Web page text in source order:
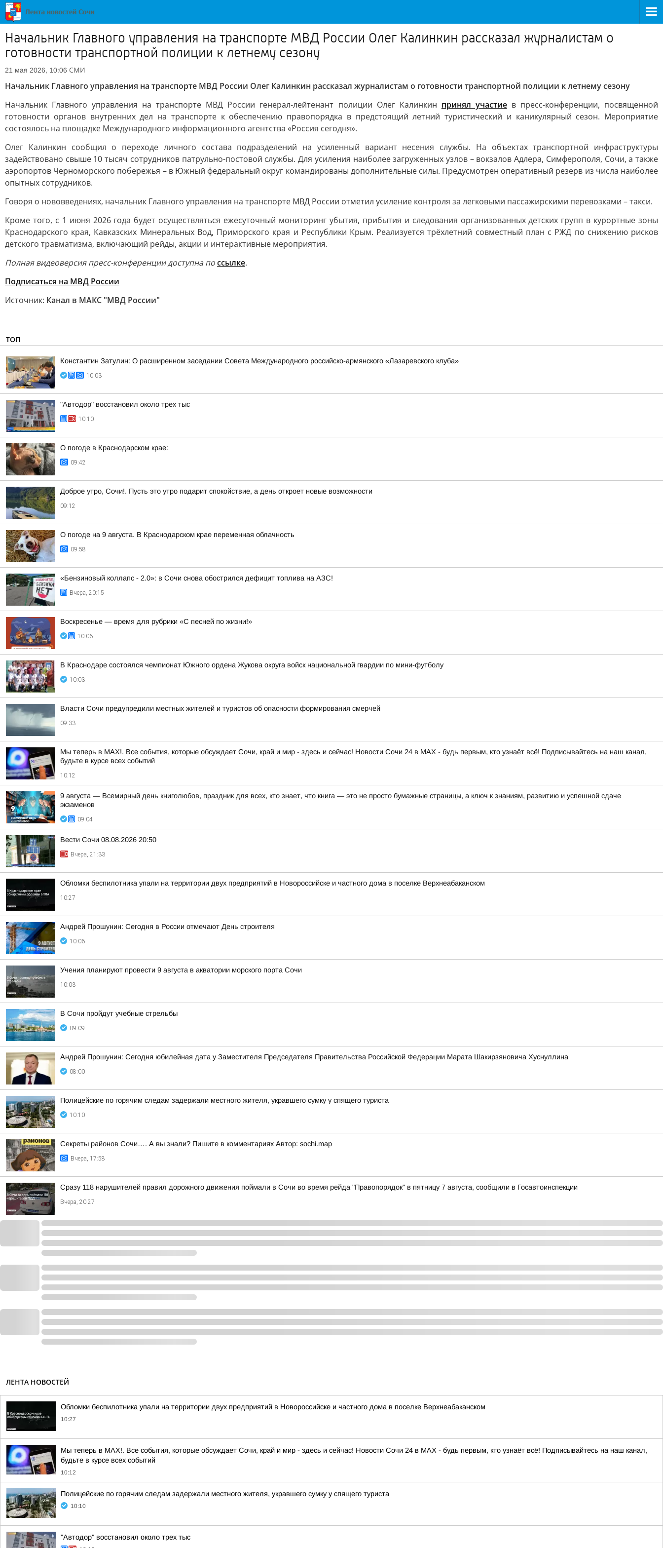
Начальник Главного управления на транспорте МВД России Олег Калинкин рассказал журналистам о
готовности транспортной полиции к летнему сезону
21 мая 2026, 10:06 СМИ
Начальник Главного управления на транспорте МВД России Олег Калинкин рассказал журналистам о готовности транспортной полиции к летнему сезону
Начальник Главного управления на транспорте МВД России генерал-лейтенант полиции Олег Калинкин принял участиев пресс-конференции, посвященной
готовности органов внутренних дел на транспорте к обеспечению правопорядка в предстоящий летний туристический и каникулярный сезон. Мероприятие
состоялось на площадке Международного информационного агентства «Россия сегодня».
Олег Калинкин сообщил о переходе личного состава подразделений на усиленный вариант несения службы. На объектах транспортной инфраструктуры
задействовано свыше 10 тысяч сотрудников патрульно-постовой службы. Для усиления наиболее загруженных узлов – вокзалов Адлера, Симферополя, Сочи, а также
аэропортов Черноморского побережья – в Южный федеральный округ командированы дополнительные силы. Предусмотрен оперативный резерв из числа наиболее
опытных сотрудников.
Говоря о нововведениях, начальник Главного управления на транспорте МВД России отметил усиление контроля за легковыми пассажирскими перевозками – такси.
Кроме того, с 1 июня 2026 года будет осуществляться ежесуточный мониторинг убытия, прибытия и следования организованных детских групп в курортные зоны
Краснодарского края, Кавказских Минеральных Вод, Приморского края и Республики Крым. Реализуется трёхлетний совместный план с РЖД по снижению рисков
детского травматизма, включающий рейды, акции и интерактивные мероприятия.
Полная видеоверсия пресс-конференции доступна поссылке.
Подписаться на МВД России
Источник: Канал в МАКС "МВД России"
ТОП
Константин Затулин: О расширенном заседании Совета Международного российско-армянского «Лазаревского клуба»
10:03
"Автодор" восстановил около трех тыс
10:10
О погоде в Краснодарском крае:
09:42
Доброе утро, Сочи!. Пусть это утро подарит спокойствие, а день откроет новые возможности
09:12
О погоде на 9 августа. В Краснодарском крае переменная облачность
09:58
«Бензиновый коллапс - 2.0»: в Сочи снова обострился дефицит топлива на АЗС!
Вчера, 20:15
Воскресенье — время для рубрики «С песней по жизни!»
10:06
В Краснодаре состоялся чемпионат Южного ордена Жукова округа войск национальной гвардии по мини-футболу
10:03
Власти Сочи предупредили местных жителей и туристов об опасности формирования смерчей
09:33
Мы теперь в MAX!. Все события, которые обсуждает Сочи, край и мир - здесь и сейчас! Новости Сочи 24 в MAX - будь первым, кто узнаёт всё! Подписывайтесь на наш канал,
будьте в курсе всех событий
10:12
9 августа — Всемирный день книголюбов, праздник для всех, кто знает, что книга — это не просто бумажные страницы, а ключ к знаниям, развитию и успешной сдаче
экзаменов
09:04
Вести Сочи 08.08.2026 20:50
Вчера, 21:33
Обломки беспилотника упали на территории двух предприятий в Новороссийске и частного дома в поселке Верхнеабаканском
10:27
Андрей Прошунин: Сегодня в России отмечают День строителя
10:06
Учения планируют провести 9 августа в акватории морского порта Сочи
10:03
В Сочи пройдут учебные стрельбы
09:09
Андрей Прошунин: Сегодня юбилейная дата у Заместителя Председателя Правительства Российской Федерации Марата Шакирзяновича Хуснуллина
08:00
Полицейские по горячим следам задержали местного жителя, укравшего сумку у спящего туриста
10:10
Секреты районов Сочи…. А вы знали? Пишите в комментариях Автор: sochi.map
Вчера, 17:58
Сразу 118 нарушителей правил дорожного движения поймали в Сочи во время рейда "Правопорядок" в пятницу 7 августа, сообщили в Госавтоинспекции
Вчера, 20:27
ЛЕНТА НОВОСТЕЙ
Обломки беспилотника упали на территории двух предприятий в Новороссийске и частного дома в поселке Верхнеабаканском
10:27
Мы теперь в MAX!. Все события, которые обсуждает Сочи, край и мир - здесь и сейчас! Новости Сочи 24 в MAX - будь первым, кто узнаёт всё! Подписывайтесь на наш канал,
будьте в курсе всех событий
10:12
Полицейские по горячим следам задержали местного жителя, укравшего сумку у спящего туриста
10:10
"Автодор" восстановил около трех тыс